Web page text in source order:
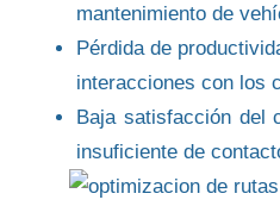
mantenimiento de
Pérdida de
interacciones con los
Baja satisfacción del
insuficiente de